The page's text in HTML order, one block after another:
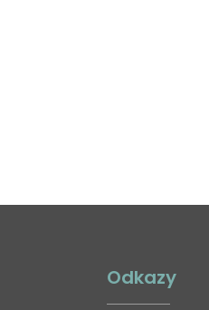
Odkazy